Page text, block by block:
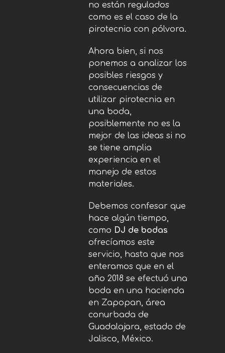
no están regulados
como es el caso de la
pirotecnia con pólvora.
Ahora bien, si nos
ponemos a analizar los
posibles riesgos y
consecuencias de
utilizar pirotecnia en
una boda,
posiblemente no es la
mejor de las ideas si no
se tiene amplia
experiencia en el
manejo de estos
materiales.
Debemos confesar que
hace algún tiempo,
como DJ de bodas
ofrecíamos este
servicio, hasta que nos
enteramos que en el
año 2018 se efectuó una
boda en una hacienda
en Zapopan, área
conurbada de
Guadalajara, estado de
Jalisco, México.